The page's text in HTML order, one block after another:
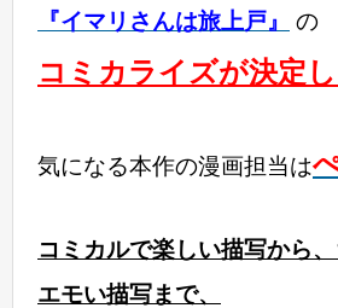
『イマリさんは旅上戸』
の
コミカライズが決定
気になる本作の漫画担当は
コミカルで楽しい描写から
エモい描写まで、